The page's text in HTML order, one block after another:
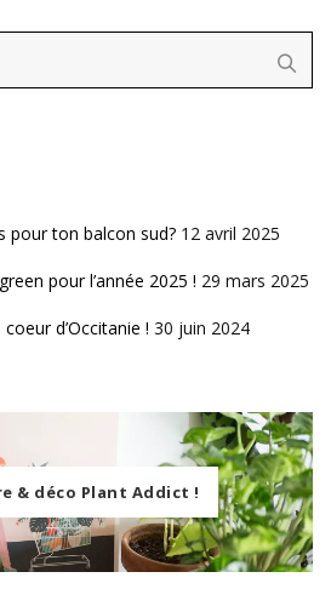
pour ton balcon sud? 12 avril 2025
pour l’année 2025 ! 29 mars 2025
d’Occitanie ! 30 juin 2024
& déco Plant Addict !